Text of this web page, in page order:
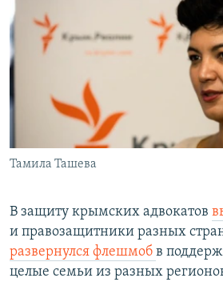
Тамила Ташева
В защиту крымских адвокатов
и правозащитники разных
развернулся флешмоб в
целые семьи из разных